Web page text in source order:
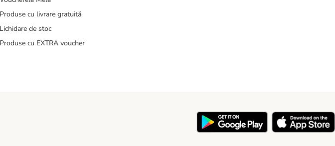
Produse cu livrare gratuită
Lichidare de stoc
Produse cu EXTRA voucher